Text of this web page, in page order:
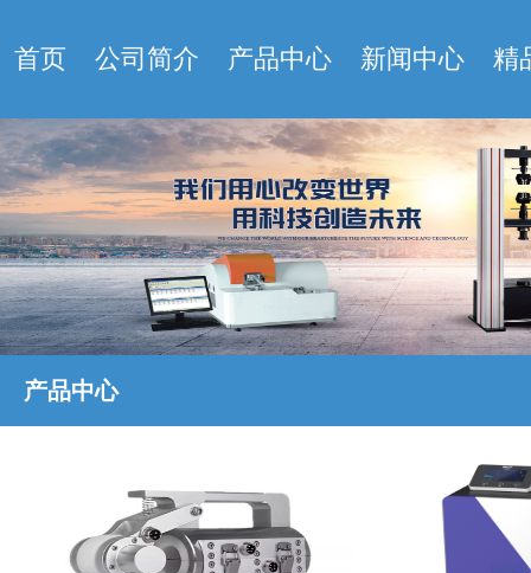
首页 公司简介 产品中心 新闻中心 精
产品中心